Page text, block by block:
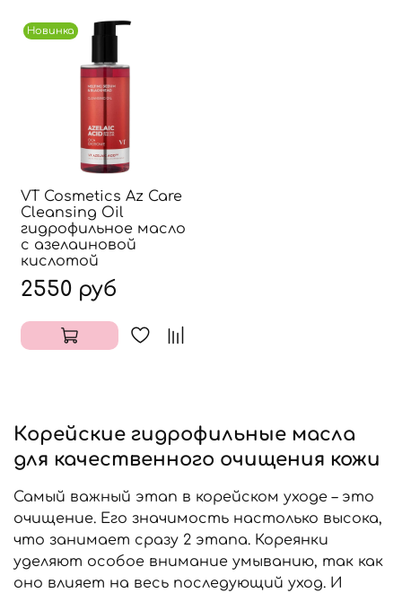
Новинка
VT Cosmetics Az Care
Cleansing Oil
гидрофильное масло
с азелаиновой
кислотой
2550 руб
Корейские гидрофильные масла
для качественного очищения кожи
Самый важный этап в корейском уходе – это
очищение. Его значимость настолько высока,
что занимает сразу 2 этапа. Кореянки
уделяют особое внимание умыванию, так как
оно влияет на весь последующий уход. И